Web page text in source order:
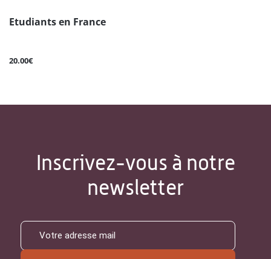
Etudiants en France
20.00€
Inscrivez-vous à notre
newsletter